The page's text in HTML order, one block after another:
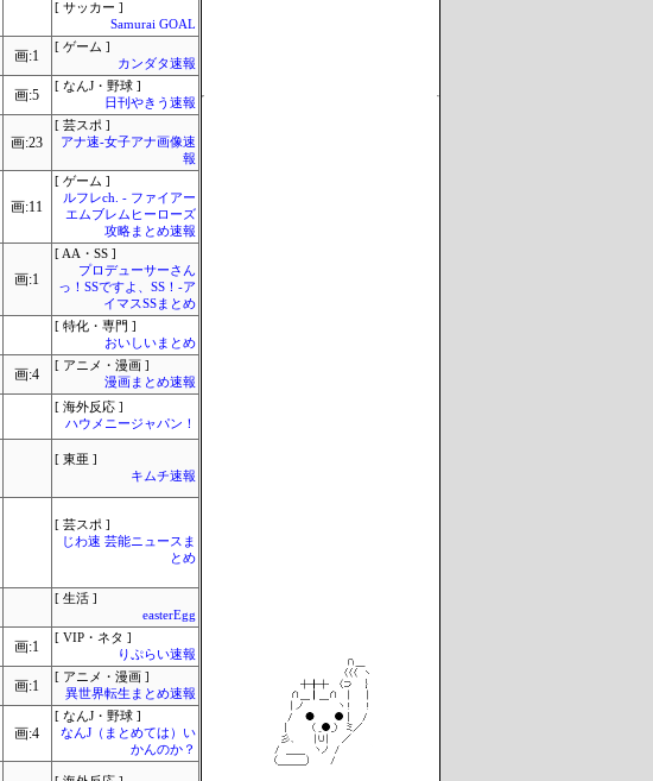
[ サッカー ]
Samurai GOAL
画:1
[ ゲーム ]
カンダタ速報
画:5
[ なんJ・野球 ]
日刊やきう速報
画:23
[ 芸スポ ]
アナ速‐女子アナ画像速
報
画:11
[ ゲーム ]
ルフレch. - ファイアー
エムブレムヒーローズ
攻略まとめ速報
画:1
[ AA・SS ]
プロデューサーさん
っ！SSですよ、SS！-ア
イマスSSまとめ
[ 特化・専門 ]
おいしいまとめ
画:4
[ アニメ・漫画 ]
漫画まとめ速報
[ 海外反応 ]
ハウメニージャパン！
[ 東亜 ]
キムチ速報
[ 芸スポ ]
じわ速 芸能ニュースま
とめ
[ 生活 ]
easterEgg
画:1
[ VIP・ネタ ]
りぷらい速報
画:1
[ アニメ・漫画 ]
異世界転生まとめ速報
画:4
[ なんJ・野球 ]
なんJ（まとめては）い
かんのか？